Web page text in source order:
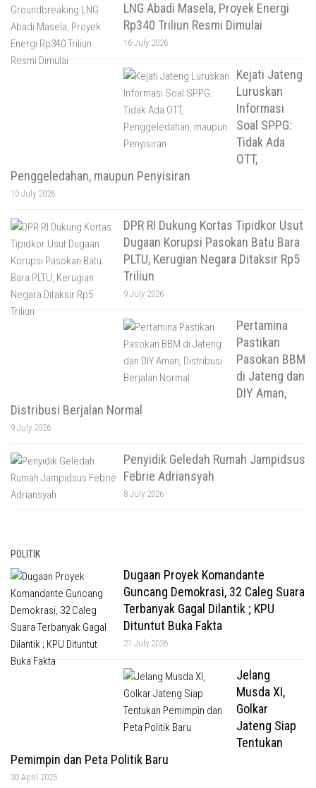
LNG Abadi Masela, Proyek Energi
Rp340 Triliun Resmi Dimulai
16 July 2026
Kejati Jateng
Luruskan
Informasi
Soal SPPG:
Tidak Ada
OTT,
Penggeledahan, maupun Penyisiran
10 July 2026
DPR RI Dukung Kortas Tipidkor Usut
Dugaan Korupsi Pasokan Batu Bara
PLTU, Kerugian Negara Ditaksir Rp5
Triliun
9 July 2026
Pertamina
Pastikan
Pasokan BBM
di Jateng dan
DIY Aman,
Distribusi Berjalan Normal
9 July 2026
Penyidik Geledah Rumah Jampidsus
Febrie Adriansyah
8 July 2026
POLITIK
Dugaan Proyek Komandante
Guncang Demokrasi, 32 Caleg Suara
Terbanyak Gagal Dilantik ; KPU
Dituntut Buka Fakta
21 July 2026
Jelang
Musda XI,
Golkar
Jateng Siap
Tentukan
Pemimpin dan Peta Politik Baru
30 April 2025